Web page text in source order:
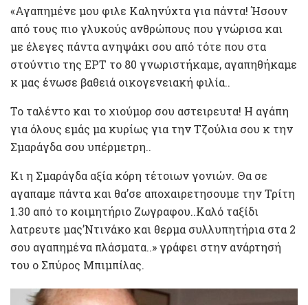
«Αγαπημένε μου φιλε Καληνύχτα για πάντα! Ήσουν
από τους πιο γλυκούς ανθρώπους που γνώρισα και
με έλεγες πάντα ανηψάκι σου από τότε που στα
στούντιο της ΕΡΤ το 80 γνωριστήκαμε, αγαπηθήκαμε
κ μας ένωσε βαθειά οικογενειακή φιλία..
Το ταλέντο και το χιούμορ σου αστειρευτα! Η αγάπη
για όλους εμάς μα κυρίως για την Τζούλια σου κ την
Σμαράγδα σου υπέρμετρη..
Κι η Σμαράγδα αξία κόρη τέτοιων γονιών. Θα σε
αγαπαμε πάντα και θα’σε αποχαιρετησουμε την Τρίτη
1.30 από το κοιμητήριο Ζωγραφου..Καλό ταξίδι
λατρευτε μας’Ντινάκο και θερμα συλλυπητήρια στα 2
σου αγαπημένα πλάσματα..» γράφει στην ανάρτησή
του ο Σπύρος Μπιμπίλας.